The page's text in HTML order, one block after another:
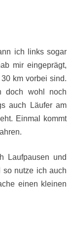
ich links sogar
mir eingeprägt,
km vorbei sind.
doch wohl noch
auch Läufer am
Einmal kommt
Laufpausen und
so nutze ich auch
einen kleinen